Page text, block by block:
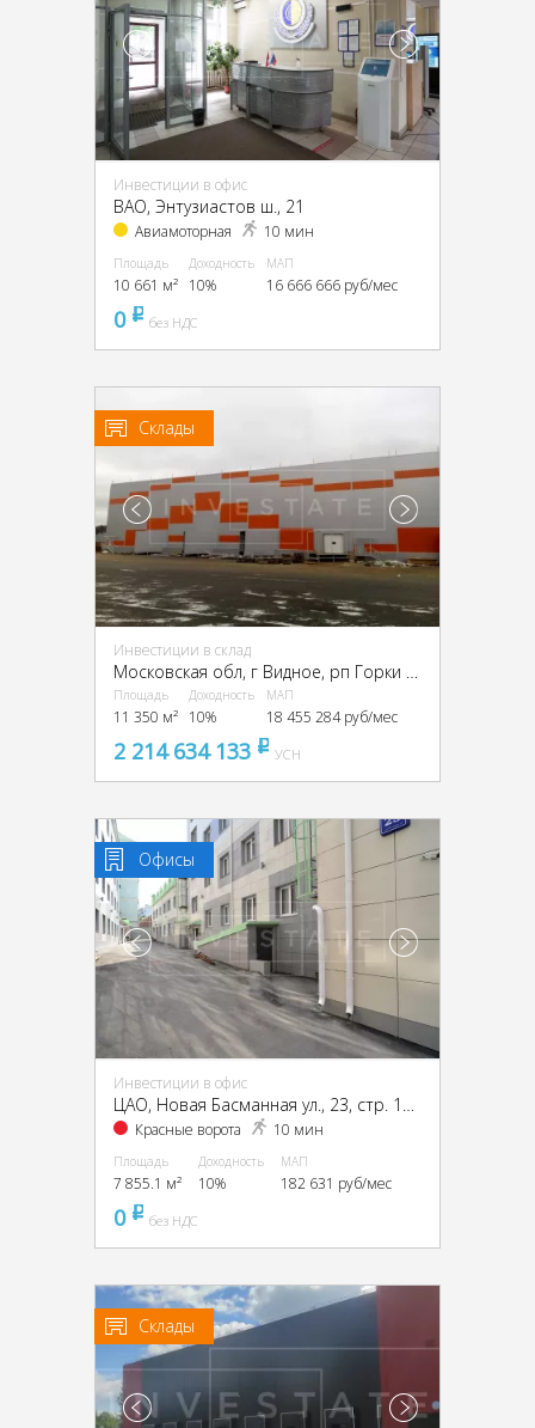
Инвестиции в офис
ВАО, Энтузиастов ш., 21
Авиамоторная 10 мин
Площадь
10 661 м²
Доходность
10%
МАП
16 666 666 руб/мес
0 pуббез НДС
Склады
Инвестиции в склад
Московская обл, г Видное, рп Горки Ленинские, Промзона Технопарк улица Восточная, Московская обл., промзона Технопарк, Восточная ул.
Площадь
11 350 м²
Доходность
10%
МАП
18 455 284 руб/мес
2 214 634 133 pуб
УСН
Офисы
Инвестиции в офис
Красные ворота 10 мин
Площадь
7 855.1 м²
Доходность
10%
МАП
182 631 руб/мес
0 pуббез НДС
Склады